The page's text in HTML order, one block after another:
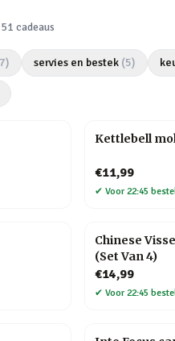
51 cadeaus
7) servies en bestek (5)
Kettlebell
€11,99
✔ Voor 22:45
Chinese
(Set Van 4)
€14,99
✔ Voor 22:45